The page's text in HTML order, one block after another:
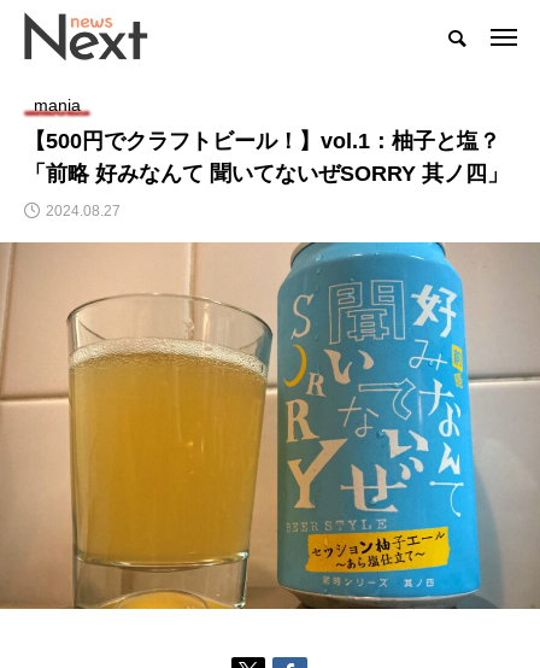
mania
【500円でクラフトビール！】vol.1：柚子と塩？
「前略 好みなんて 聞いてないぜSORRY 其ノ四」
2024.08.27